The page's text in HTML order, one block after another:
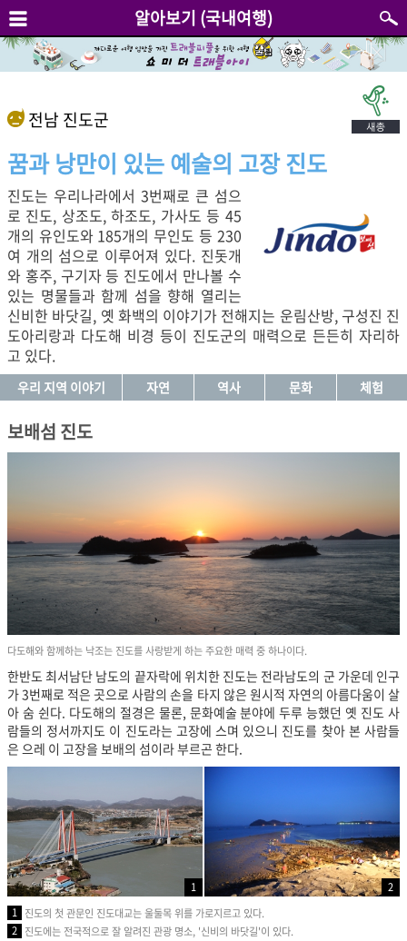
알아보기 (국내여행)
전남 진도군
꿈과 낭만이 있는 예술의 고장 진도
진도는 우리나라에서 3번째로 큰 섬으
로 진도, 상조도, 하조도, 가사도 등 45
개의 유인도와 185개의 무인도 등 230
여 개의 섬으로 이루어져 있다. 진돗개
와 홍주, 구기자 등 진도에서 만나볼 수
있는 명물들과 함께 섬을 향해 열리는
신비한 바닷길, 옛 화백의 이야기가 전해지는 운림산방, 구성진 진
도아리랑과 다도해 비경 등이 진도군의 매력으로 든든히 자리하
고 있다.
우리 지역 이야기 자연 역사 문화 체험
보배섬 진도
다도해와 함께하는 낙조는 진도를 사랑받게 하는 주요한 매력 중 하나이다.
한반도 최서남단 남도의 끝자락에 위치한 진도는 전라남도의 군 가운데 인구
가 3번째로 적은 곳으로 사람의 손을 타지 않은 원시적 자연의 아름다움이 살
아 숨 쉰다. 다도해의 절경은 물론, 문화예술 분야에 두루 능했던 옛 진도 사
람들의 정서까지도 이 진도라는 고장에 스며 있으니 진도를 찾아 본 사람들
은 으레 이 고장을 보배의 섬이라 부르곤 한다.
1
2
1 진도의 첫 관문인 진도대교는 울둘목 위를 가로지르고 있다.
2 진도에는 전국적으로 잘 알려진 관광 명소, '신비의 바닷길'이 있다.